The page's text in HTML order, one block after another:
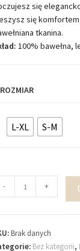
się
się
tkanina.
100% bawełna,
ROZMIAR
L-XL S-M
- +
Brak danych
Bez kategorii,